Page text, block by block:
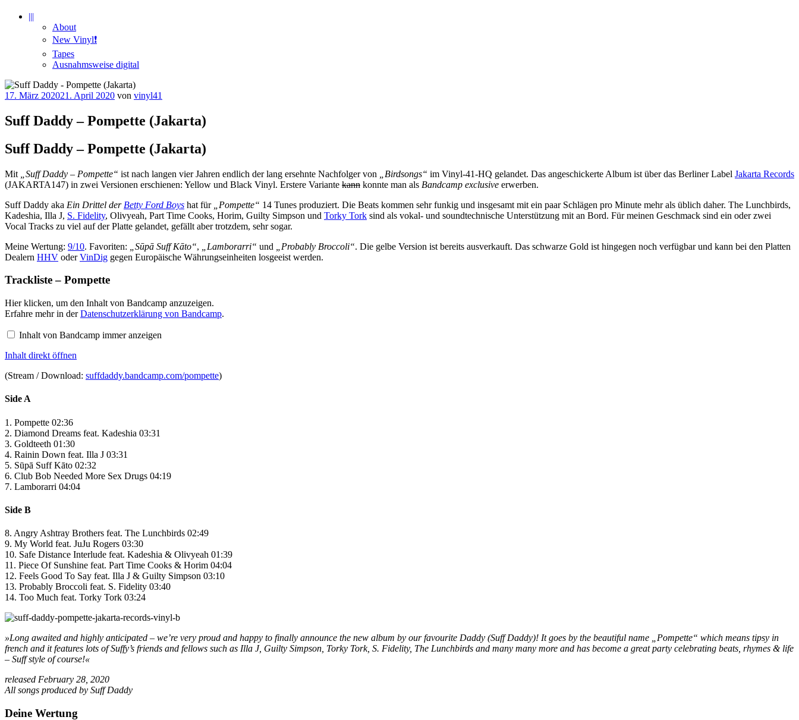
|||
About
New Vinyl❗️
Tapes
Ausnahmsweise digital
Veröffentlicht
17. März 202021. April 2020 von vinyl41
Suff Daddy – Pompette (Jakarta)
Suff Daddy – Pompette (Jakarta)
Mit „Suff Daddy – Pompette“ ist nach langen vier Jahren endlich der lang ersehnte Nachfolger von „Birdsongs“ im Vinyl-41-HQ gelandet. Das angeschickerte Album ist über das Berliner Label Jakarta Records
(JAKARTA147) in zwei Versionen erschienen: Yellow und Black Vinyl. Erstere Variante kann konnte man als Bandcamp exclusive erwerben.
Suff Daddy aka Ein Drittel der Betty Ford Boys hat für „Pompette“ 14 Tunes produziert. Die Beats kommen sehr funkig und insgesamt mit ein paar Schlägen pro Minute mehr als üblich daher. The Lunchbirds,
Kadeshia, Illa J, S. Fidelity, Olivyeah, Part Time Cooks, Horim, Guilty Simpson und Torky Tork sind als vokal- und soundtechnische Unterstützung mit an Bord. Für meinen Geschmack sind ein oder zwei
Vocal Tracks zu viel auf der Platte gelandet, gefällt aber trotzdem, sehr sogar.
Meine Wertung: 9/10. Favoriten: „Sūpā Suff Kāto“, „Lamborarri“ und „Probably Broccoli“. Die gelbe Version ist bereits ausverkauft. Das schwarze Gold ist hingegen noch verfügbar und kann bei den Platten
Dealern HHV oderVinDig gegen Europäische Währungseinheiten losgeeist werden.
Trackliste – Pompette
Inhalt
von
Bandcamp
anzeigen
Hier klicken, um den Inhalt von Bandcamp anzuzeigen.
Erfahre mehr in derDatenschutzerklärung von Bandcamp.
Inhalt von Bandcamp immer anzeigen
Inhalt direkt öffnen
(Stream / Download: suffdaddy.bandcamp.com/pompette)
Side A
1. Pompette 02:36
2. Diamond Dreams feat. Kadeshia 03:31
3. Goldteeth 01:30
4. Rainin Down feat. Illa J 03:31
5. Sūpā Suff Kāto 02:32
6. Club Bob Needed More Sex Drugs 04:19
7. Lamborarri 04:04
Side B
8. Angry Ashtray Brothers feat. The Lunchbirds 02:49
9. My World feat. JuJu Rogers 03:30
10. Safe Distance Interlude feat. Kadeshia & Olivyeah 01:39
11. Piece Of Sunshine feat. Part Time Cooks & Horim 04:04
12. Feels Good To Say feat. Illa J & Guilty Simpson 03:10
13. Probably Broccoli feat. S. Fidelity 03:40
14. Too Much feat. Torky Tork 03:24
»Long awaited and highly anticipated – we’re very proud and happy to finally announce the new album by our favourite Daddy (Suff Daddy)! It goes by the beautiful name „Pompette“ which means tipsy in
french and it features lots of Suffy’s friends and fellows such as Illa J, Guilty Simpson, Torky Tork, S. Fidelity, The Lunchbirds and many many more and has become a great party celebrating beats, rhymes & life
– Suff style of course!«
released February 28, 2020
All songs produced by Suff Daddy
Deine Wertung